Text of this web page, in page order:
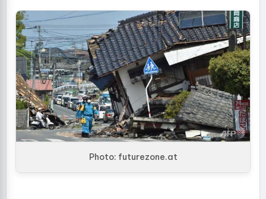
Photo: futurezone.at